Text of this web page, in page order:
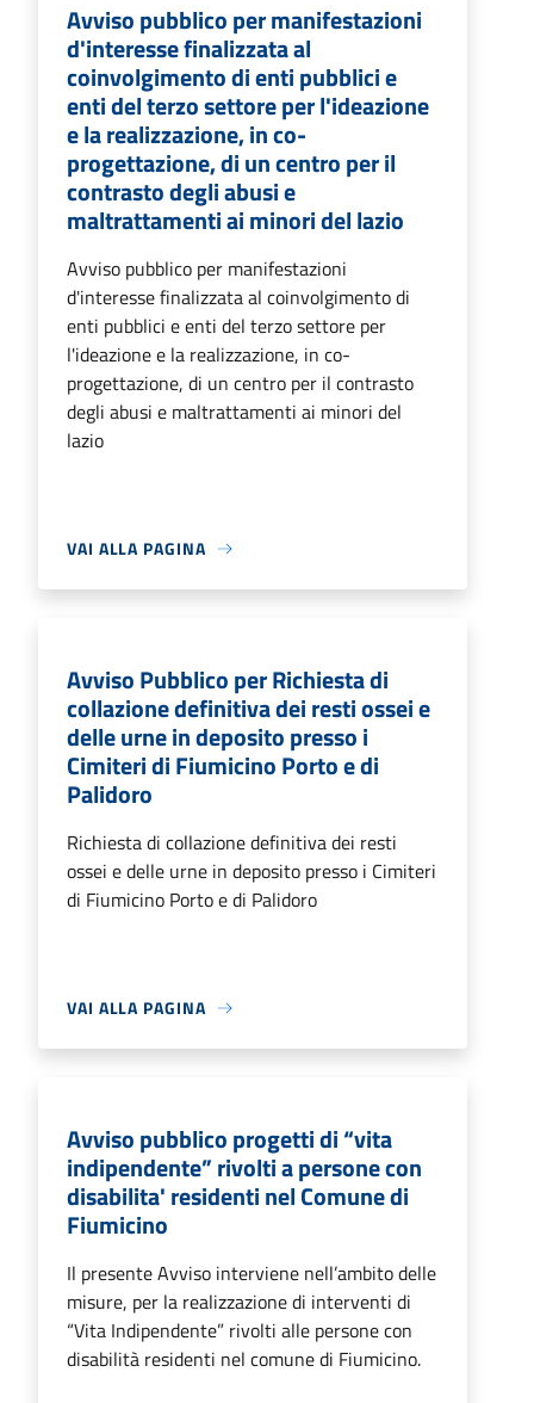
Avviso pubblico per manifestazioni
d'interesse finalizzata al
coinvolgimento di enti pubblici e
enti del terzo settore per l'ideazione
e la realizzazione, in co-
progettazione, di un centro per il
contrasto degli abusi e
maltrattamenti ai minori del lazio
Avviso pubblico per manifestazioni
d'interesse finalizzata al coinvolgimento di
enti pubblici e enti del terzo settore per
l'ideazione e la realizzazione, in co-
progettazione, di un centro per il contrasto
degli abusi e maltrattamenti ai minori del
lazio
VAI ALLA PAGINA
Avviso Pubblico per Richiesta di
collazione definitiva dei resti ossei e
delle urne in deposito presso i
Cimiteri di Fiumicino Porto e di
Palidoro
Richiesta di collazione definitiva dei resti
ossei e delle urne in deposito presso i Cimiteri
di Fiumicino Porto e di Palidoro
VAI ALLA PAGINA
Avviso pubblico progetti di “vita
indipendente” rivolti a persone con
disabilita' residenti nel Comune di
Fiumicino
Il presente Avviso interviene nell’ambito delle
misure, per la realizzazione di interventi di
“Vita Indipendente” rivolti alle persone con
disabilità residenti nel comune di Fiumicino.